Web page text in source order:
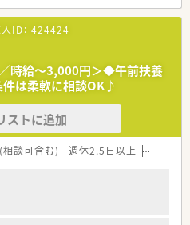
ID： 424424
／時給～3,000円＞◆午前扶養
件は柔軟に相談OK♪
ストに追加
談可含む) 週休2.5日以上 週32h以